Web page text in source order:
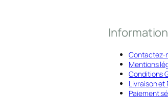
Contactez-
Mentions
Conditions
Livraison et
Paiement